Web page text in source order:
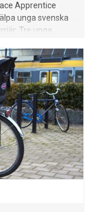
Apprentice
unga svenska
Tre unga